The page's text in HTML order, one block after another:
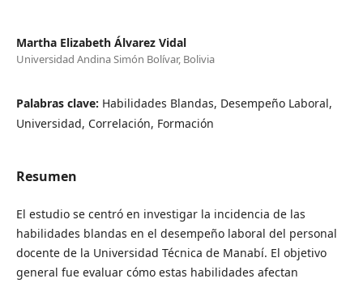
Martha Elizabeth Álvarez Vidal
Universidad Andina Simón Bolívar, Bolivia
Palabras clave: Habilidades Blandas, Desempeño Laboral,
Universidad, Correlación, Formación
Resumen
El estudio se centró en investigar la incidencia de las
habilidades blandas en el desempeño laboral del personal
docente de la Universidad Técnica de Manabí. El objetivo
general fue evaluar cómo estas habilidades afectan